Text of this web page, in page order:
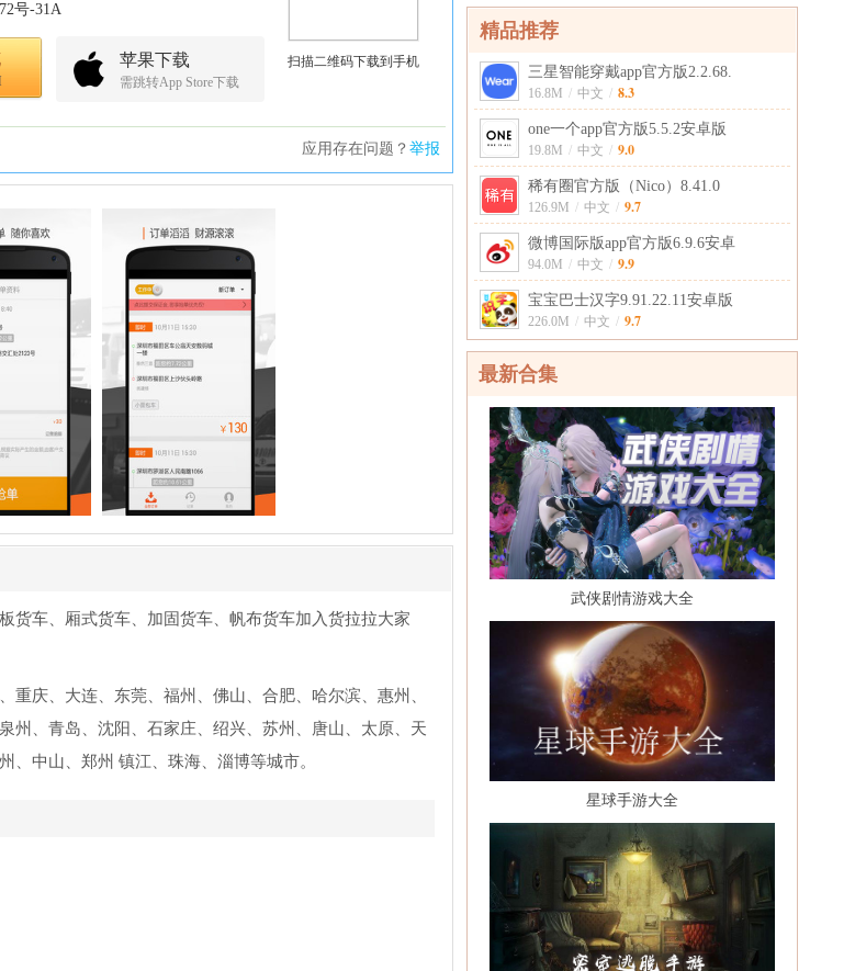
号-31A
苹果下载
需跳转App Store下载
应用存在问题？ 举报
扫描二维码下载到手机
货车、厢式货车、加固货车、帆布货车加入货拉拉大家
庆、大连、东莞、福州、佛山、合肥、哈尔滨、惠州、
州、青岛、沈阳、石家庄、绍兴、苏州、唐山、太原、天
中山、郑州 镇江、珠海、淄博等城市。
精品推荐
三星智能穿戴app官方版2.2.68.
16.8M / 中文 / 8.3
one一个app官方版5.5.2安卓版
19.8M / 中文 / 9.0
稀有圈官方版（Nico）8.41.0
126.9M / 中文 / 9.7
微博国际版app官方版6.9.6安卓
94.0M / 中文 / 9.9
宝宝巴士汉字9.91.22.11安卓版
226.0M / 中文 / 9.7
最新合集
武侠剧情游戏大全
星球手游大全